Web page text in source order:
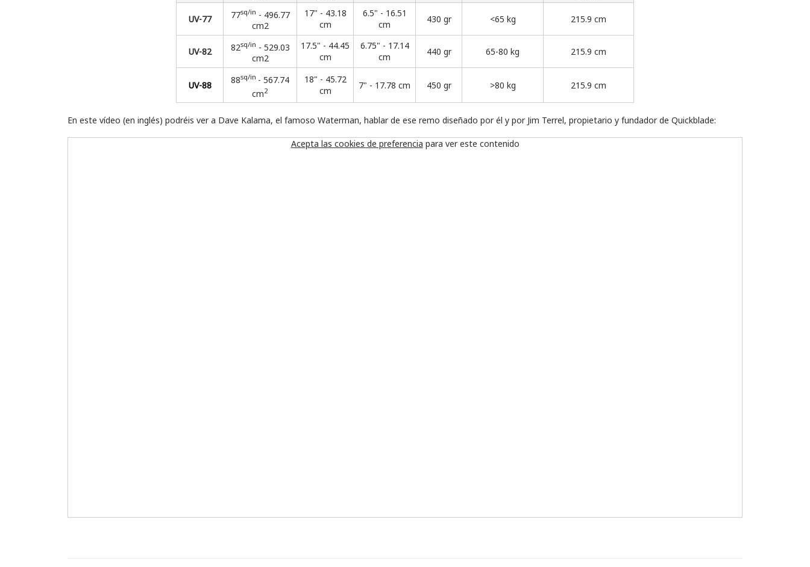
UV-77 77sq/in - 496.77
cm2
17" - 43.18
cm
6.5" - 16.51
cm
430 gr <65 kg 215.9 cm
UV-82 82sq/in - 529.03
cm2
17.5" - 44.45
cm
6.75" - 17.14
cm
440 gr 65-80 kg 215.9 cm
UV-88 88sq/in - 567.74
cm2
18" - 45.72
cm
7" - 17.78 cm 450 gr >80 kg 215.9 cm
En este vídeo (en inglés) podréis ver a Dave Kalama, el famoso Waterman, hablar de ese remo diseñado por él y por Jim Terrel, propietario y fundador de Quickblade:
Acepta las cookies de preferencia para ver este contenido